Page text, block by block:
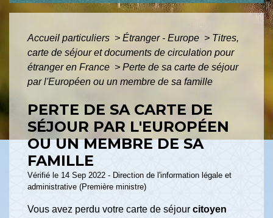
Accueil particuliers > Étranger - Europe > Titres,
carte de séjour et documents de circulation pour
étranger en France > Perte de sa carte de séjour
par l'Européen ou un membre de sa famille
PERTE DE SA CARTE DE
SÉJOUR PAR L'EUROPÉEN
OU UN MEMBRE DE SA
FAMILLE
Vérifié le 14 Sep 2022 - Direction de l'information légale et
administrative (Première ministre)
Vous avez perdu votre carte de séjour citoyen